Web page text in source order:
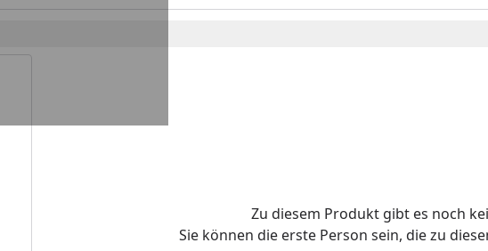
Zu diesem Produkt gibt es noch
Sie können die erste Person sein, die zu